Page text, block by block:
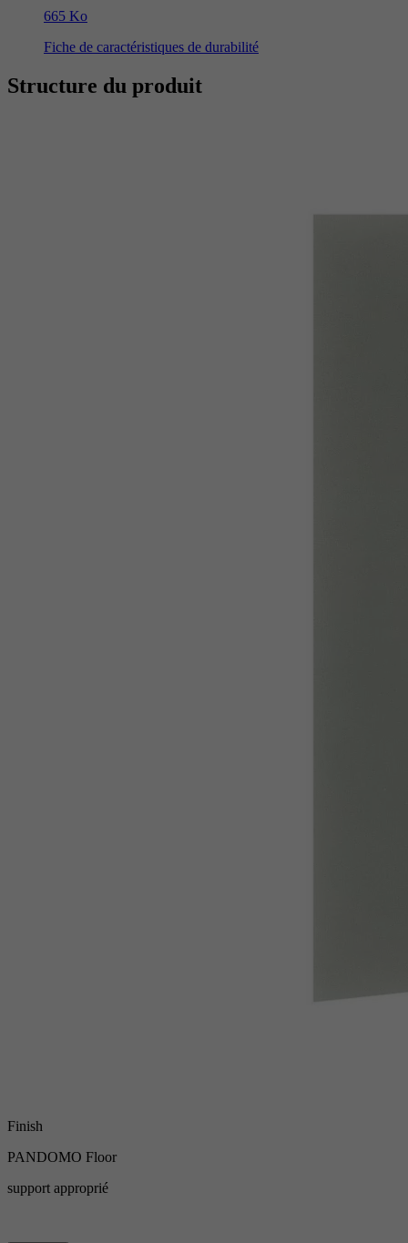
665 Ko
Fiche de caractéristiques de durabilité
Structure du produit
Finish
PANDOMO Floor
support approprié